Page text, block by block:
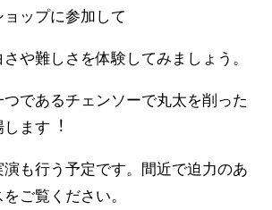
ップに参加して
や難しさを体験してみましょう。
つであるチェンソーで丸太を削った
ます︕
も行う予定です。間近で迫力のあ
ご覧ください。